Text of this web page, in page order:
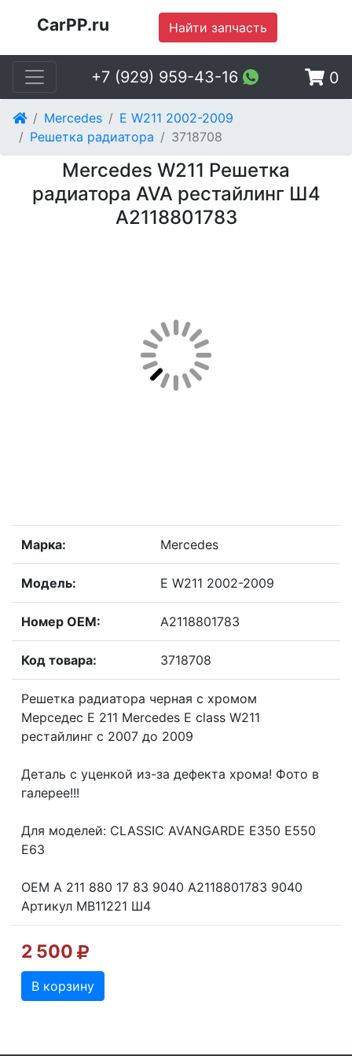
CarPP.ru Найти запчасть
+7 (929) 959-43-16 0
Mercedes
E W211 2002-2009
Решетка радиатора
3718708
Mercedes W211 Решетка
радиатора AVA рестайлинг Ш4
A2118801783
Марка: Mercedes
Модель: E W211 2002-2009
Номер OEM: A2118801783
Код товара: 3718708
Решетка радиатора черная с хромом
Мерседес Е 211 Mercedes E class W211
рестайлинг с 2007 до 2009
Деталь с уценкой из-за дефекта хрома! Фото в
галерее!!!
Для моделей: CLASSIC AVANGARDE E350 E550
E63
OEM A 211 880 17 83 9040 A2118801783 9040
Артикул MB11221 Ш4
2 500
В корзину